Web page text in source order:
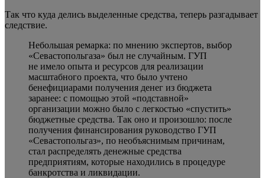
Так что куда делись выделенные средства, теперь разгадывает
следствие.
Небольшая ремарка: по мнению экспертов, выбор
«Севастопольгаза» был не случайным. ГУП
не имело опыта и ресурсов для реализации
масштабного проекта, что было учтено
бенефициарами получения денег из бюджета
заранее: с помощью этой «подставной»
организации можно было с легкостью «спустить»
бюджетные средства. Так оно и произошло: после
получения финансирования руководство ГУП
«Севастопольгаз», по необъяснимым причинам,
стал распределять денежные средства
предприятиям, которые находились в процедуре
банкротства и ликвидации.